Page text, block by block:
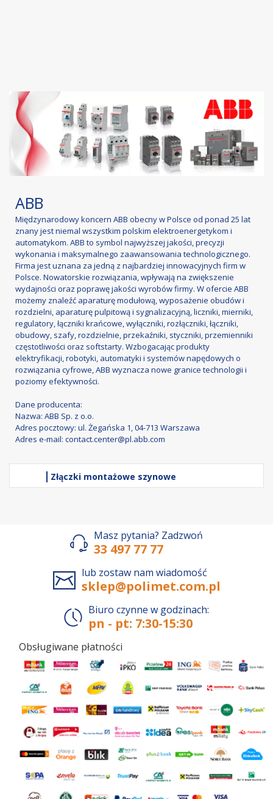
ABB
Międzynarodowy koncern ABB obecny w Polsce od ponad 25 lat
znany jest niemal wszystkim polskim elektroenergetykom i
automatykom. ABB to symbol najwyższej jakości, precyzji
wykonania i maksymalnego zaawansowania technologicznego.
Firma jest uznana za jedną z najbardziej innowacyjnych firm w
Polsce. Nowatorskie rozwiązania, wpływają na zwiększenie
wydajności oraz poprawę jakości wyrobów firmy. W ofercie ABB
możemy znaleźć aparaturę modułową, wyposażenie obudów i
rozdzielni, aparaturę pulpitową i sygnalizacyjną, liczniki, mierniki,
regulatory, łączniki krańcowe, wyłączniki, rozłączniki, łączniki,
obudowy, szafy, rozdzielnie, przekaźniki, styczniki, przemienniki
częstotliwości oraz softstarty. Wzbogacając produkty
elektryfikacji, robotyki, automatyki i systemów napędowych o
rozwiązania cyfrowe, ABB wyznacza nowe granice technologii i
poziomy efektywności.
Dane producenta:
Nazwa: ABB Sp. z o.o.
Adres pocztowy: ul. Żegańska 1, 04-713 Warszawa
Adres e-mail: contact.center@pl.abb.com
Złączki montażowe szynowe
Masz pytania? Zadzwoń
33 497 77 77
lub zostaw nam wiadomość
sklep@polimet.com.pl
Biuro czynne w godzinach:
pn - pt: 7:30-15:30
Obsługiwane płatności